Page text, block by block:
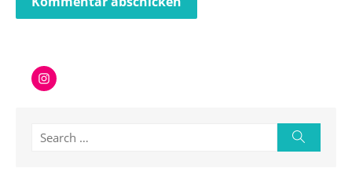
Instagram
Search